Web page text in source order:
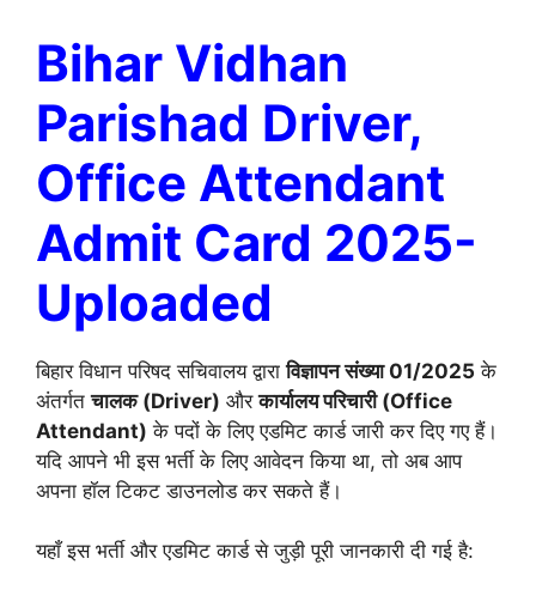
Bihar Vidhan
Parishad Driver,
Office Attendant
Admit Card 2025-
Uploaded
बिहार विधान परिषद सचिवालय द्वाराविज्ञापन संख्या 01/2025 के
अंतर्गतचालक (Driver) औरकार्यालय परिचारी (Office
Attendant) के पदों के लिए एडमिट कार्ड जारी कर दिए गए हैं।
यदि आपने भी इस भर्ती के लिए आवेदन किया था, तो अब आप
अपना हॉल टिकट डाउनलोड कर सकते हैं।
यहाँ इस भर्ती और एडमिट कार्ड से जुड़ी पूरी जानकारी दी गई है: